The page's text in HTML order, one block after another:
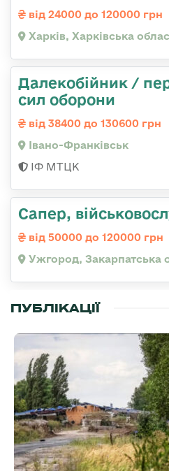
від 24000 до 120000 грн
Харків, Харківська
Далекобійник /
сил оборони
від 38400 до 130600 грн
Івано-Франківськ
ІФ МТЦК
Сапер,
від 50000 до 120000 грн
Ужгород, Закарпатська
ПУБЛІКАЦІЇ